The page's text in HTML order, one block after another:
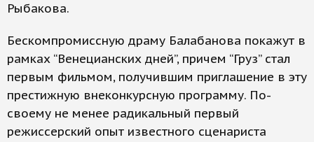
Рыбакова.
Бескомпромиссную драму Балабанова покажут в
рамках “Венецианских дней”, причем “Груз” стал
первым фильмом, получившим приглашение в эту
престижную внеконкурсную программу. По-
своему не менее радикальный первый
режиссерский опыт известного сценариста